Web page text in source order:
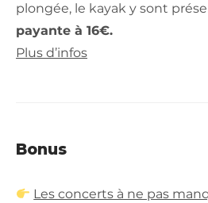
plongée, le kayak y sont
payante à 16€.
Plus d’infos
Bonus
Les concerts à ne pas